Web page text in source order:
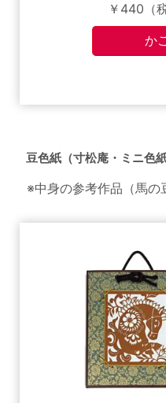
￥440（
豆色紙（寸松庵・ミニ色
※中身の参考作品（馬の